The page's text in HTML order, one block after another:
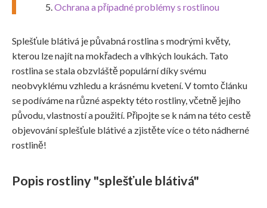
Ochrana a případné problémy s rostlinou
Splešťule blátivá je půvabná rostlina s modrými květy,
kterou lze najít na mokřadech a vlhkých loukách. Tato
rostlina se stala obzvláště populární díky svému
neobvyklému vzhledu a krásnému kvetení. V tomto článku
se podíváme na různé aspekty této rostliny, včetně jejího
původu, vlastností a použití. Připojte se k nám na této cestě
objevování splešťule blátivé a zjistěte více o této nádherné
rostlině!
Popis rostliny "splešťule blátivá"